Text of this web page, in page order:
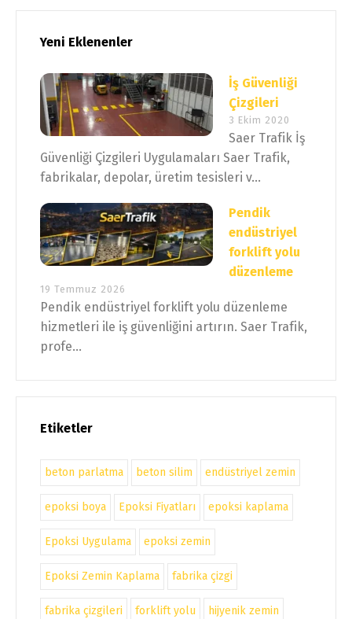
Yeni Eklenenler
İş Güvenliği
Çizgileri
3 Ekim 2020
Saer Trafik İş
Güvenliği Çizgileri Uygulamaları Saer Trafik,
fabrikalar, depolar, üretim tesisleri v...
Pendik
endüstriyel
forklift yolu
düzenleme
19 Temmuz 2026
Pendik endüstriyel forklift yolu düzenleme
hizmetleri ile iş güvenliğini artırın. Saer Trafik,
profe...
Etiketler
beton parlatma beton silim endüstriyel zemin
epoksi boya Epoksi Fiyatları epoksi kaplama
Epoksi Uygulama epoksi zemin
Epoksi Zemin Kaplama fabrika çizgi
fabrika çizgileri forklift yolu hijyenik zemin